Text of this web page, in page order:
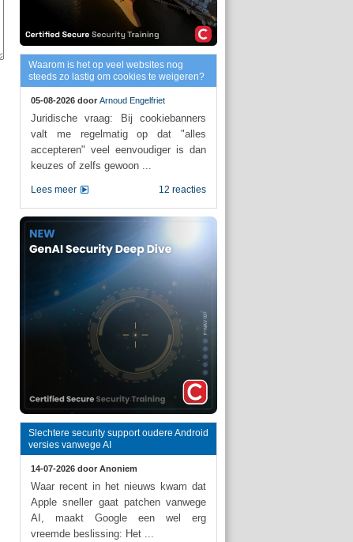
Waarom is het op veel websites nog
steeds zo lastig om cookies te weigeren?
05-08-2026 door Arnoud Engelfriet
Juridische vraag: Bij cookiebanners
valt me regelmatig op dat "alles
accepteren" veel eenvoudiger is dan
keuzes of zelfs gewoon ...
12 reacties
Lees meer
Slechtere security support oudere Android
versies vanwege AI
14-07-2026 door Anoniem
Waar recent in het nieuws kwam dat
Apple sneller gaat patchen vanwege
AI, maakt Google een wel erg
vreemde beslissing: Het ...